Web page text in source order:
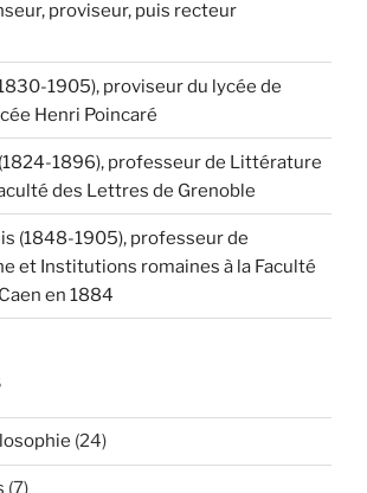
proviseur, puis recteur
1905), proviseur du lycée de
Henri Poincaré
1896), professeur de Littérature
des Lettres de Grenoble
(1848-1905), professeur de
et Institutions romaines à la Faculté
en 1884
(24)
(7)